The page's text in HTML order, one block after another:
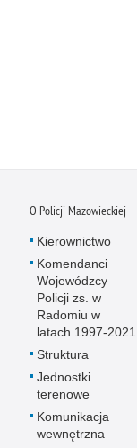
O Policji Mazowieckiej
Kierownictwo
Komendanci
Wojewódzcy
Policji zs. w
Radomiu w
latach 1997-2021
Struktura
Jednostki
terenowe
Komunikacja
wewnętrzna